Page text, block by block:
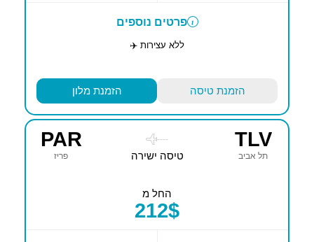
פרטים נוספים
ללא עצירות ✈️
הזמנת טיסה הזמנת מלון
TLV
תל אביב
----
טיסה ישירה
PAR
פריז
החל מ
212$